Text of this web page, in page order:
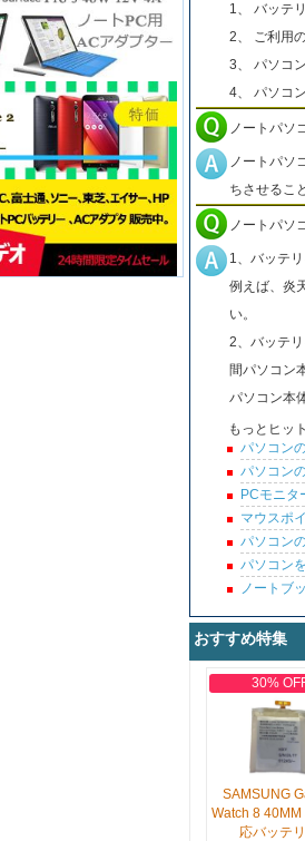
1、 バッテ
2、 ご利用
3、 パソコ
4、 パソコ
ノートパソ
ノートパソ
ちさせるこ
ノートパソ
1、バッテ
例えば、炎
い。
2、バッテ
間パソコン
パソコン本
もっとヒッ
パソコン
パソコン
PCモニタ
マウスポ
パソコン
パソコン
ノートブ
おすすめ特集
30%
SAMSUNG
Watch 8 40MM
応バッテ